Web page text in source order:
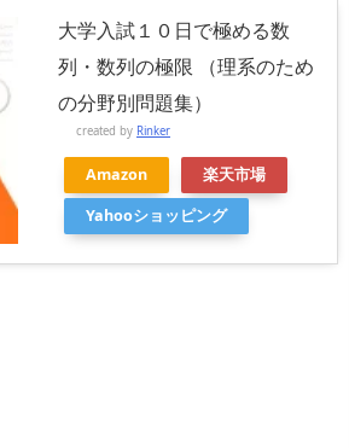
大学入試１０日で極める数
列・数列の極限 （理系のため
の分野別問題集）
created by Rinker
Amazon
楽天市場
Yahooショッピング